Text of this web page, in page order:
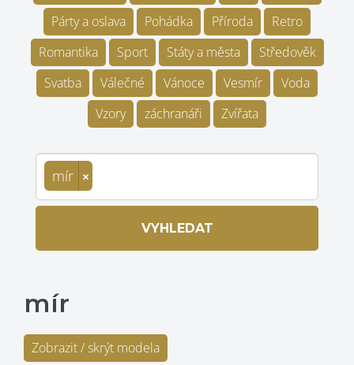
Párty a oslava
Pohádka Příroda
Retro
Romantika
Sport Státy a města
Středověk
Svatba
Válečné Vánoce Vesmír
Voda
Vzory
záchranáři Zvířata
mír ×
VYHLEDAT
mír
Zobrazit / skrýt modela